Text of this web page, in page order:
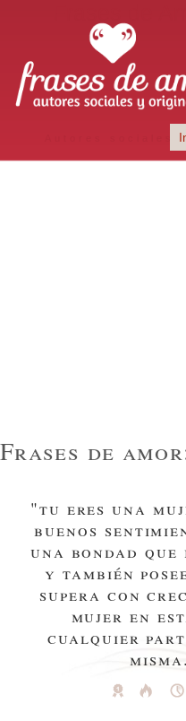
Autores sociales
Frases de
"tu eres una
buenos
una bondad
y también
supera con
mujer en
cualquier